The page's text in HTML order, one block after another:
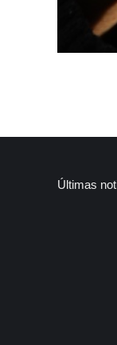
Últimas